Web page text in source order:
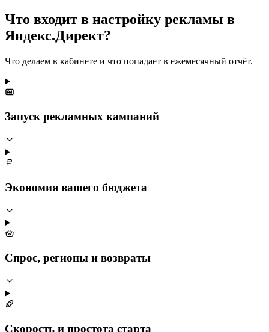
Что входит в настройку рекламы в
Яндекс.Директ?
Что делаем в кабинете и что попадает в ежемесячный отчёт.
Запуск рекламных кампаний
Экономия вашего бюджета
Спрос, регионы и возвраты
Скорость и простота старта